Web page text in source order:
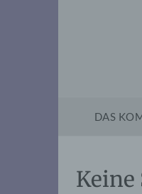
DAS
Keine